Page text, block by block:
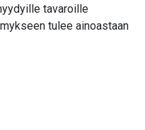
tavaroille
tulee ainoastaan